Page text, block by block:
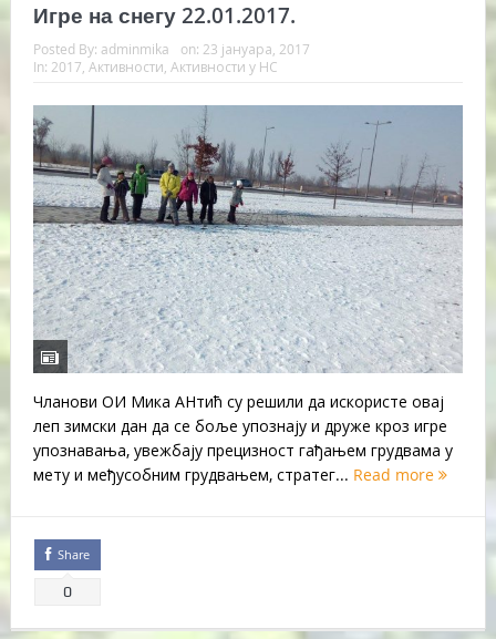
Игре на снегу 22.01.2017.
Posted By: adminmika on: 23 јануара, 2017
In: 2017 Активности Активности у НС
Чланови ОИ Мика АНтић су решили да искористе овај
леп зимски дан да се боље упознају и друже кроз игре
упознавања, увежбају прецизност гађањем грудвама у
мету и међусобним грудвањем, стратег... Read more
Share
0